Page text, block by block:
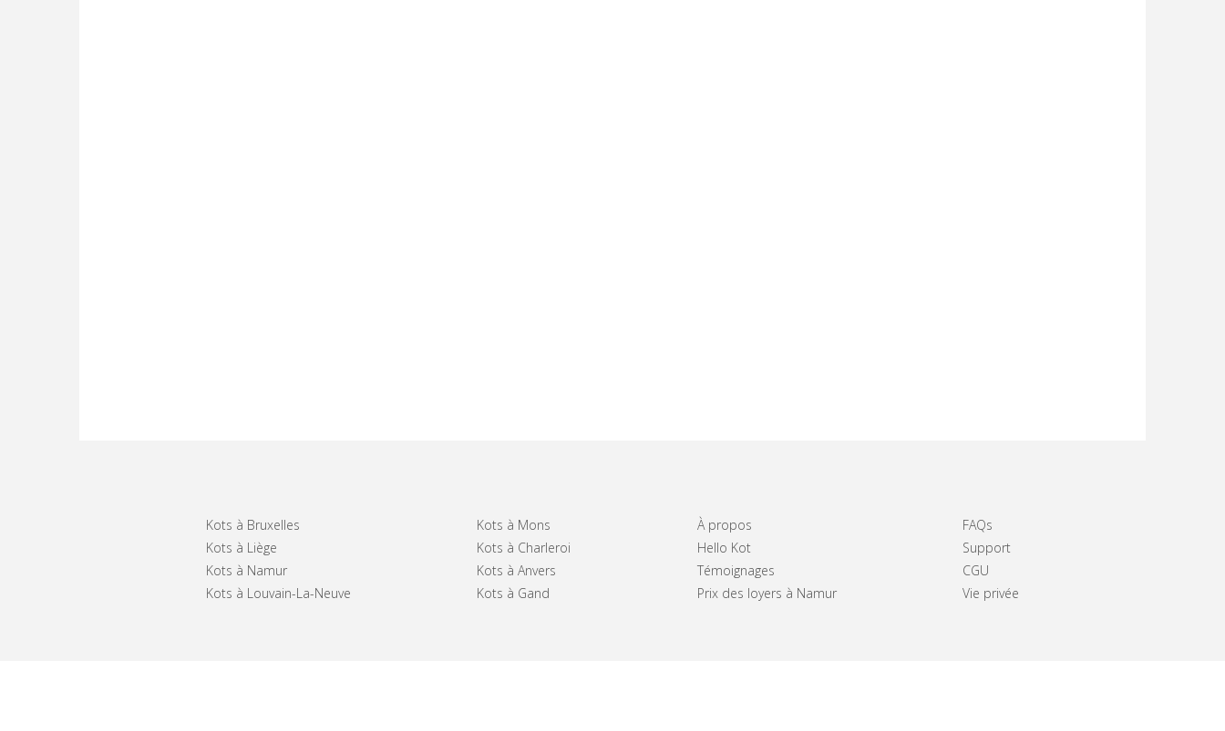
Kots à Bruxelles
Kots à Liège
Kots à Namur
Kots à Louvain-La-Neuve
Kots à Mons
Kots à Charleroi
Kots à Anvers
Kots à Gand
À propos
Hello Kot
Témoignages
Prix des loyers à Namur
FAQs
Support
CGU
Vie privée